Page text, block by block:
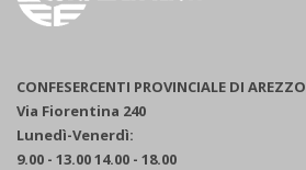
CONFESERCENTI PROVINCIALE DI AREZZO
Via Fiorentina 240
Lunedì-Venerdì:
9.00 - 13.00 14.00 - 18.00